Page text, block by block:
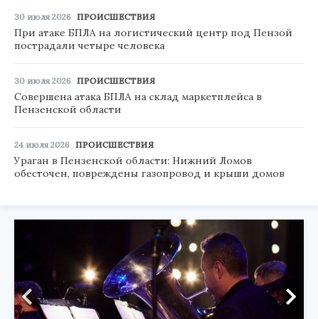
30 июля 2026 ПРОИСШЕСТВИЯ
При атаке БПЛА на логистический центр под Пензой
пострадали четыре человека
30 июля 2026 ПРОИСШЕСТВИЯ
Совершена атака БПЛА на склад маркетплейса в
Пензенской области
24 июля 2026 ПРОИСШЕСТВИЯ
Ураган в Пензенской области: Нижний Ломов
обесточен, повреждены газопровод и крыши домов